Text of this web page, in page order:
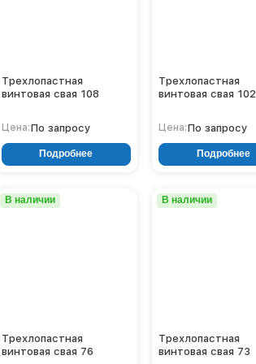
Трехлопастная
винтовая свая 108
Цена:По запросу
Подробнее
Трехлопастная
винтовая свая 102
Цена:По запросу
Подробнее
В наличии
Трехлопастная
винтовая свая 76
В наличии
Трехлопастная
винтовая свая 73